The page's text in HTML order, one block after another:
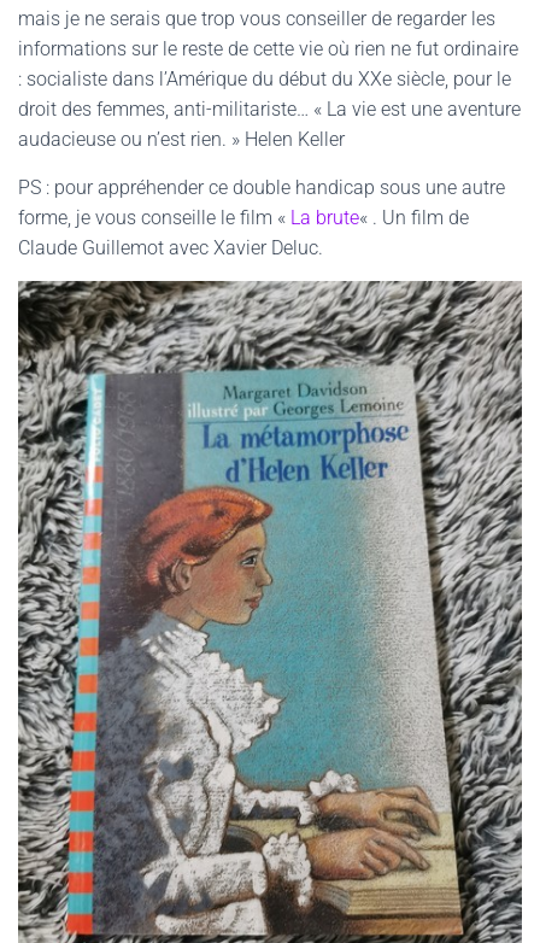
mais je ne serais que trop vous conseiller de regarder les
informations sur le reste de cette vie où rien ne fut ordinaire
: socialiste dans l’Amérique du début du XXe siècle, pour le
droit des femmes, anti-militariste… « La vie est une aventure
audacieuse ou n’est rien. » Helen Keller
PS : pour appréhender ce double handicap sous une autre
forme, je vous conseille le film « La brute« . Un film de
Claude Guillemot avec Xavier Deluc.